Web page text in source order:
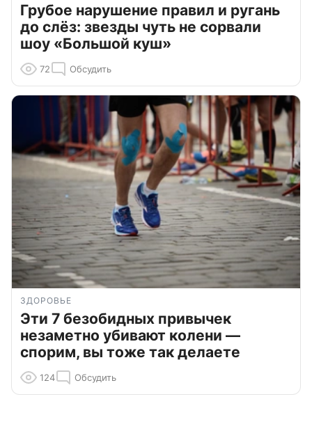
Грубое нарушение правил и ругань
до слёз: звезды чуть не сорвали
шоу «Большой куш»
72 Обсудить
ЗДОРОВЬЕ
Эти 7 безобидных привычек
незаметно убивают колени —
спорим, вы тоже так делаете
124 Обсудить